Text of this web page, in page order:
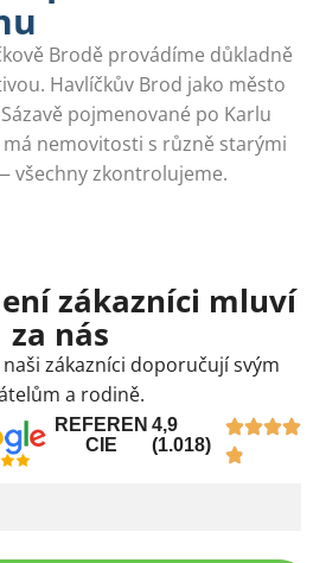
Brodě provádíme důkladně
Havlíčkův Brod jako město
pojmenované po Karlu
nemovitosti s různě starými
všechny zkontrolujeme.
zákazníci mluví
za nás
zákazníci doporučují svým
a rodině.
REFEREN
CIE
4,9
(1.018)